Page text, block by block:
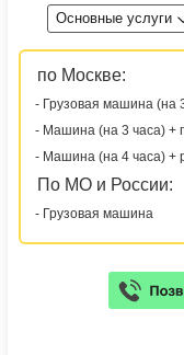
Основные услуги
по Москве:
- Грузовая машина (на
- Машина (на 3 часа) +
- Машина (на 4 часа) +
По МО и России:
- Грузовая машина